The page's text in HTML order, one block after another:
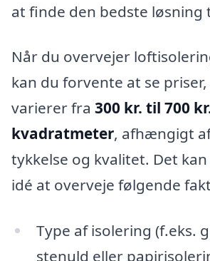
at finde den bedste løsning
Når du overvejer
kan du forvente at se
varierer fra 300 kr. til 700
kvadratmeter, afhængigt
tykkelse og kvalitet. Det
idé at overveje følgende
Type af isolering (f.eks.
stenuld eller